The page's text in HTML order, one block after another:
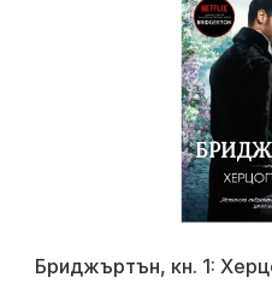
Бриджъртън, кн. 1: